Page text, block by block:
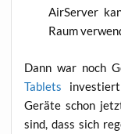
Air­Ser­ver
Raum
Dann war noch
Tablets
Gerä­te schon
sind, dass sich